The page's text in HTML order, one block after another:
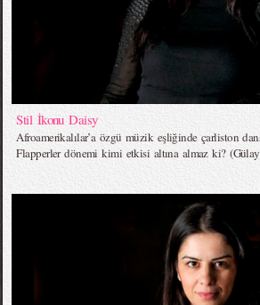
Stil İkonu Daisy
Afroamerikalılar’a özgü müzik eşliğinde çarliston
Flapperler dönemi kimi etkisi altına almaz ki?